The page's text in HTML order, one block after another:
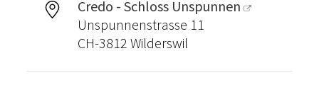
Credo - Schloss Unspunnen
Unspunnenstrasse 11
CH-3812 Wilderswil